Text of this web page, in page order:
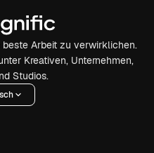
Arbeit zu verwirklichen.
Kreativen, Unternehmen,
Studios.